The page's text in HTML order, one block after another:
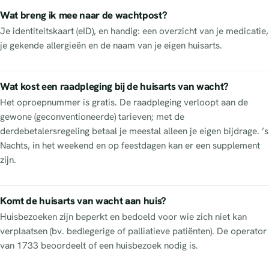
Wat breng ik mee naar de wachtpost?
Je identiteitskaart (eID), en handig: een overzicht van je medicatie,
je gekende allergieën en de naam van je eigen huisarts.
Wat kost een raadpleging bij de huisarts van wacht?
Het oproepnummer is gratis. De raadpleging verloopt aan de
gewone (geconventioneerde) tarieven; met de
derdebetalersregeling betaal je meestal alleen je eigen bijdrage. ’s
Nachts, in het weekend en op feestdagen kan er een supplement
zijn.
Komt de huisarts van wacht aan huis?
Huisbezoeken zijn beperkt en bedoeld voor wie zich niet kan
verplaatsen (bv. bedlegerige of palliatieve patiënten). De operator
van 1733 beoordeelt of een huisbezoek nodig is.